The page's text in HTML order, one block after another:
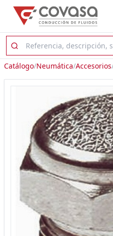
Catálogo/Neumática/Accesorios